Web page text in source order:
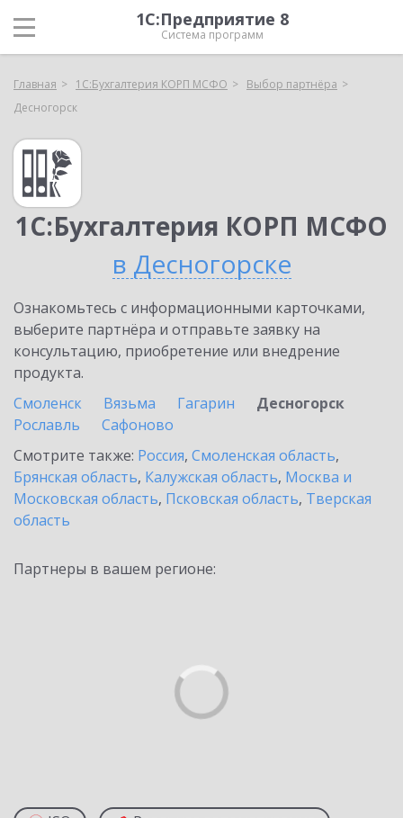
1С:Предприятие 8
Система программ
Главная 1С:Бухгалтерия КОРП МСФО
Выбор партнёра
Десногорск
1С:Бухгалтерия КОРП МСФО
в Десногорске
Ознакомьтесь с информационными карточками,
выберите партнёра и отправьте заявку на
консультацию, приобретение или внедрение
продукта.
Смоленск
Вязьма Гагарин
Десногорск
Рославль
Сафоново
Смотрите также: Россия, Смоленская область,
Брянская область, Калужская область, Москва и
Московская область, Псковская область, Тверская
область
Партнеры в вашем регионе: